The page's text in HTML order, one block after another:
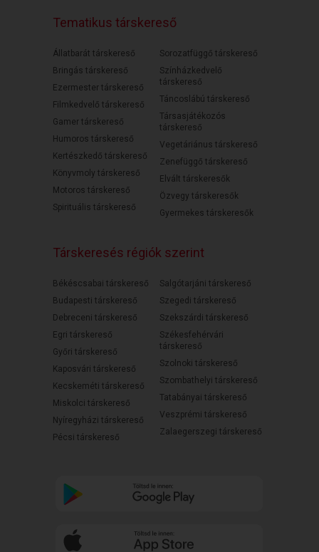
Tematikus társkereső
Állatbarát társkereső
Bringás társkereső
Ezermester társkereső
Filmkedvelő társkereső
Gamer társkereső
Humoros társkereső
Kertészkedő társkereső
Könyvmoly társkereső
Motoros társkereső
Spirituális társkereső
Sorozatfüggő társkereső
Színházkedvelő
társkereső
Táncoslábú társkereső
Társasjátékozós
társkereső
Vegetáriánus társkereső
Zenefüggő társkereső
Elvált társkeresők
Özvegy társkeresők
Gyermekes társkeresők
Társkeresés régiók szerint
Békéscsabai társkereső
Budapesti társkereső
Debreceni társkereső
Egri társkereső
Győri társkereső
Kaposvári társkereső
Kecskeméti társkereső
Miskolci társkereső
Nyíregyházi társkereső
Pécsi társkereső
Salgótarjáni társkereső
Szegedi társkereső
Szekszárdi társkereső
Székesfehérvári
társkereső
Szolnoki társkereső
Szombathelyi társkereső
Tatabányai társkereső
Veszprémi társkereső
Zalaegerszegi társkereső